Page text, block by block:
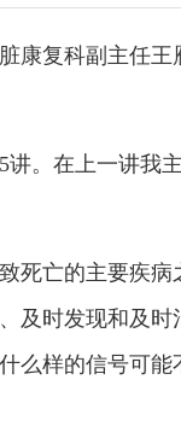
康复科副主任
讲。在上一讲我
死亡的主要疾
及时发现和及
么样的信号可能